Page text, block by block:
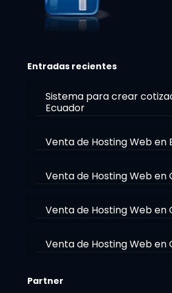
Entradas recientes
Sistema para crear
Ecuador
Venta de Hosting Web en
Venta de Hosting Web en
Venta de Hosting Web en
Venta de Hosting Web en
Partner